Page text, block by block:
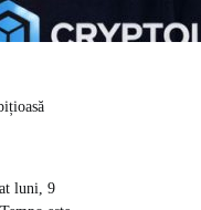
luni, 9